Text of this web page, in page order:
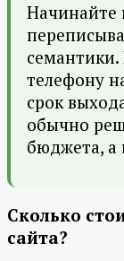
Начинайте
телефону
срок
обычно
бюджета, а
Сколько
сайта?